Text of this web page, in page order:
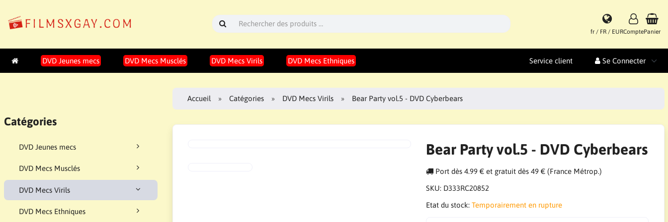
fr / FR / EURComptePanier
DVD Jeunes mecs DVD Mecs Musclés DVD Mecs Virils DVD Mecs Ethniques Service client Se Connecter
Catégories
DVD Jeunes mecs
DVD Mecs Musclés
DVD Mecs Virils
DVD Mecs Ethniques
Accueil Catégories DVD Mecs Virils Bear Party vol.5 - DVD Cyberbears
Bear Party vol.5 - DVD Cyberbears
Port dès 4.99 € et gratuit dès 49 € (France Métrop.)
SKU: D333RC20852
Etat du stock: Temporairement en rupture